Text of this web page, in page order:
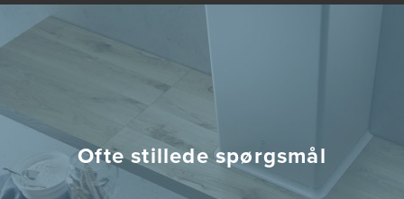
Ofte stillede spørgsmål